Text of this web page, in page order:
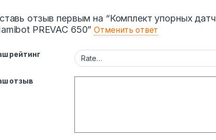
отзыв первым на “Комплект упорных
PREVAC 650”Отменить ответ
рейтинг
отзыв